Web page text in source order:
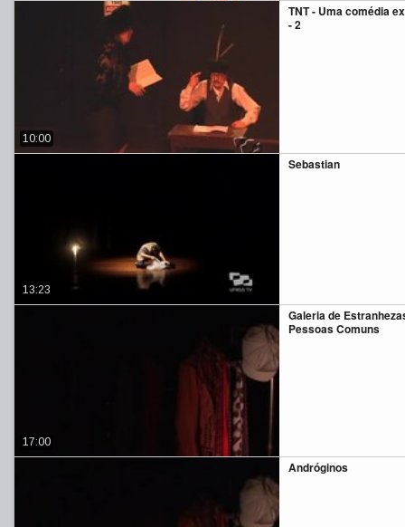
TNT - Uma comédia
- 2
10:00
Sebastian
13:23
Galeria de
Pessoas Comuns
17:00
Andróginos